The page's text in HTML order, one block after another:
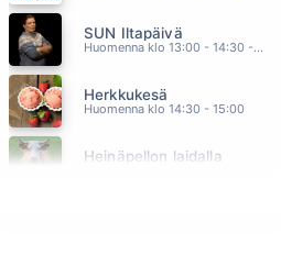
SUN Iltapäivä
Huomenna klo 13:00 - 14:30 - Studiossa: Kaisu Lämsä
Herkkukesä
Huomenna klo 14:30 - 15:00
Heinäpellon laidalla